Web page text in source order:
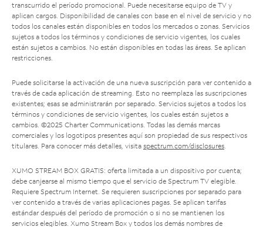
transcurrido el período promocional. Puede necesitarse equipo de TV y
aplican cargos. Disponibilidad de canales con base en el nivel de servicio y no
todos los canales están disponibles en todos los mercados o zonas. Servicios
sujetos a todos los términos y condiciones de servicio vigentes, los cuales
están sujetos a cambios. No están disponibles en todas las áreas. Se aplican
restricciones.
Puede solicitarse la activación de una nueva suscripción para ver contenido a
través de cada aplicación de streaming. Esto no reemplaza las suscripciones
existentes; esas se administrarán por separado. Servicios sujetos a todos los
términos y condiciones de servicio vigentes, los cuales están sujetos a
cambios. ©2025 Charter Communications. Todas las demás marcas
comerciales y los logotipos presentes aquí son propiedad de sus respectivos
titulares. Para conocer más detalles, visita spectrum.com/disclosures.
XUMO STREAM BOX GRATIS: oferta limitada a un dispositivo por cuenta;
debe canjearse al mismo tiempo que el servicio de Spectrum TV elegible.
Requiere Spectrum Internet. Se requieren suscripciones por separado para
ver contenido a través de varias aplicaciones pagas. Se aplican tarifas
estándar después del período de promoción o si no se mantienen los
servicios elegibles. Xumo Stream Box y todos los demás nombres de